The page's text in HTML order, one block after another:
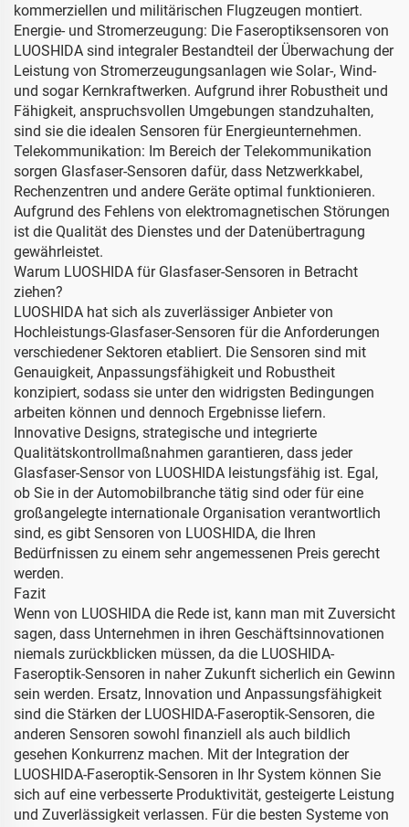
kommerziellen und militärischen Flugzeugen montiert.
Energie- und Stromerzeugung: Die Faseroptiksensoren von
LUOSHIDA sind integraler Bestandteil der Überwachung der
Leistung von Stromerzeugungsanlagen wie Solar-, Wind-
und sogar Kernkraftwerken. Aufgrund ihrer Robustheit und
Fähigkeit, anspruchsvollen Umgebungen standzuhalten,
sind sie die idealen Sensoren für Energieunternehmen.
Telekommunikation: Im Bereich der Telekommunikation
sorgen Glasfaser-Sensoren dafür, dass Netzwerkkabel,
Rechenzentren und andere Geräte optimal funktionieren.
Aufgrund des Fehlens von elektromagnetischen Störungen
ist die Qualität des Dienstes und der Datenübertragung
gewährleistet.
Warum LUOSHIDA für Glasfaser-Sensoren in Betracht
ziehen?
LUOSHIDA hat sich als zuverlässiger Anbieter von
Hochleistungs-Glasfaser-Sensoren für die Anforderungen
verschiedener Sektoren etabliert. Die Sensoren sind mit
Genauigkeit, Anpassungsfähigkeit und Robustheit
konzipiert, sodass sie unter den widrigsten Bedingungen
arbeiten können und dennoch Ergebnisse liefern.
Innovative Designs, strategische und integrierte
Qualitätskontrollmaßnahmen garantieren, dass jeder
Glasfaser-Sensor von LUOSHIDA leistungsfähig ist. Egal,
ob Sie in der Automobilbranche tätig sind oder für eine
großangelegte internationale Organisation verantwortlich
sind, es gibt Sensoren von LUOSHIDA, die Ihren
Bedürfnissen zu einem sehr angemessenen Preis gerecht
werden.
Fazit
Wenn von LUOSHIDA die Rede ist, kann man mit Zuversicht
sagen, dass Unternehmen in ihren Geschäftsinnovationen
niemals zurückblicken müssen, da die LUOSHIDA-
Faseroptik-Sensoren in naher Zukunft sicherlich ein Gewinn
sein werden. Ersatz, Innovation und Anpassungsfähigkeit
sind die Stärken der LUOSHIDA-Faseroptik-Sensoren, die
anderen Sensoren sowohl finanziell als auch bildlich
gesehen Konkurrenz machen. Mit der Integration der
LUOSHIDA-Faseroptik-Sensoren in Ihr System können Sie
sich auf eine verbesserte Produktivität, gesteigerte Leistung
und Zuverlässigkeit verlassen. Für die besten Systeme von